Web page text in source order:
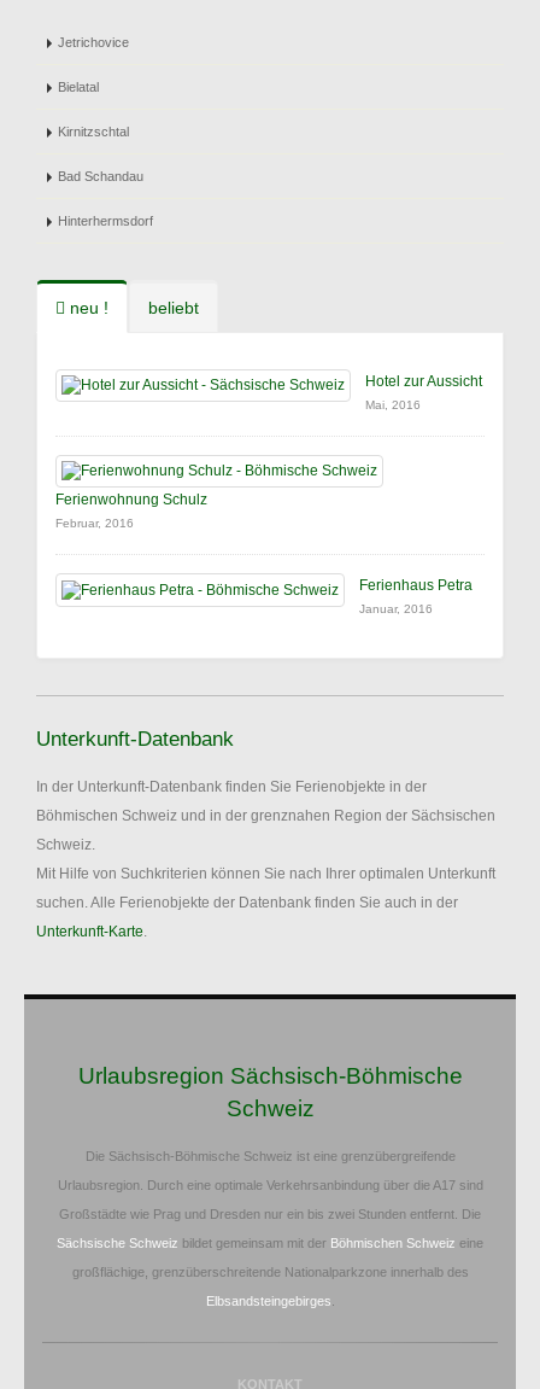
Jetrichovice
Bielatal
Kirnitzschtal
Bad Schandau
Hinterhermsdorf
neu ! beliebt
Hotel zur Aussicht
Mai, 2016
Ferienwohnung Schulz
Februar, 2016
Ferienhaus Petra
Januar, 2016
Unterkunft-Datenbank
In der Unterkunft-Datenbank finden Sie Ferienobjekte in der
Böhmischen Schweiz und in der grenznahen Region der Sächsischen
Schweiz.
Mit Hilfe von Suchkriterien können Sie nach Ihrer optimalen Unterkunft
suchen. Alle Ferienobjekte der Datenbank finden Sie auch in der
Unterkunft-Karte.
Urlaubsregion Sächsisch-Böhmische
Schweiz
Die Sächsisch-Böhmische Schweiz ist eine grenzübergreifende
Urlaubsregion. Durch eine optimale Verkehrsanbindung über die A17 sind
Großstädte wie Prag und Dresden nur ein bis zwei Stunden entfernt. Die
Sächsische Schweiz bildet gemeinsam mit der Böhmischen Schweiz eine
großflächige, grenzüberschreitende Nationalparkzone innerhalb des
Elbsandsteingebirges
KONTAKT